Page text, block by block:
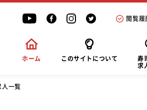
閲覧履
ホーム このサイトについて
寿
求
人一覧